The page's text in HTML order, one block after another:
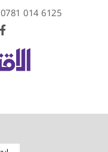
0781 014 6125